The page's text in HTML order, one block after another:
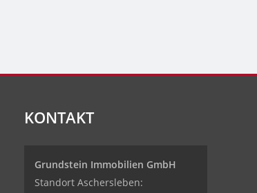
KONTAKT
Grundstein Immobilien GmbH
Standort Aschersleben: